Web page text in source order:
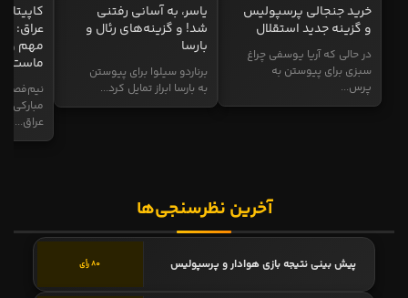
خرید جنجالی پرسپولیس
و گزینه جدید استقلال
در حالی که آریا یوسفی چراغ
سبزی برای پیوستن به
پرس...
یاسر، به آسانی رفتنی
شد! و گزینه‌های رئال و
بارسا
برناردو سیلوا برای پیوستن
به بارسا ابراز تمایل کرد...
عراق:
مهم و
ماست
نیم‌فصل
مبارکی
عراق...
آخرین نظرسنجی‌ها
پیش بینی نتیجه بازی هوادار و پرسپولیس 80 رأی